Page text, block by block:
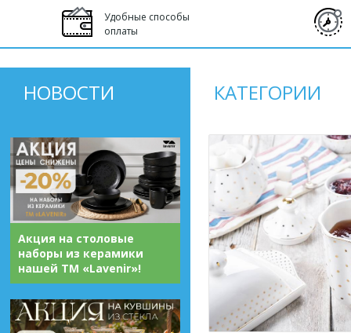
Удобные способы
оплаты
НОВОСТИ
Акция на столовые
наборы из керамики
нашей ТМ «Lavenir»!
КАТЕГОРИИ